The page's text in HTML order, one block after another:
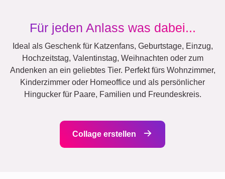
Für jeden Anlass was dabei...
Ideal als Geschenk für Katzenfans, Geburtstage, Einzug,
Hochzeitstag, Valentinstag, Weihnachten oder zum
Andenken an ein geliebtes Tier. Perfekt fürs Wohnzimmer,
Kinderzimmer oder Homeoffice und als persönlicher
Hingucker für Paare, Familien und Freundeskreis.
Collage erstellen